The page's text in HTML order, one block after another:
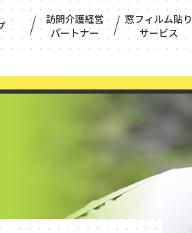
訪問介護経営
パートナー
窓フィルム貼り
サービス